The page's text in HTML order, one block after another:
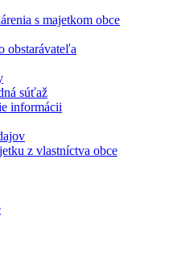
s majetkom obce
obstarávateľa
súťaž
informácii
z vlastníctva obce